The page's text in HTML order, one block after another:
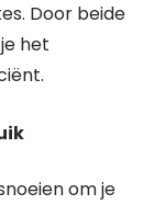
Door beide
het
om je